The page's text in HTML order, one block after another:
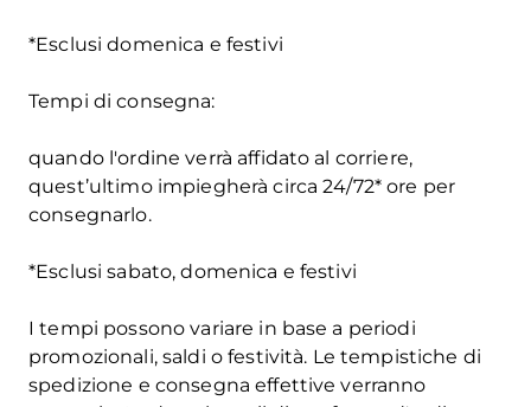
*Esclusi domenica e festivi
Tempi di consegna:
quando l'ordine verrà affidato al corriere,
quest’ultimo impiegherà circa 24/72* ore per
consegnarlo.
*Esclusi sabato, domenica e festivi
I tempi possono variare in base a periodi
promozionali, saldi o festività. Le tempistiche di
spedizione e consegna effettive verranno